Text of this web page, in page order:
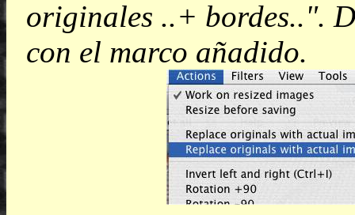
originales ..+ bordes..".
con el marco añadido.